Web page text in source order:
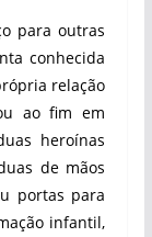
para outras
conhecida
relação
ao fim em
heroínas
de mãos
portas para
infantil,